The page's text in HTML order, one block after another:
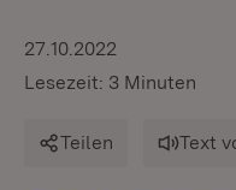
27.10.2022
Lesezeit: 3 Minuten
Teilen Text